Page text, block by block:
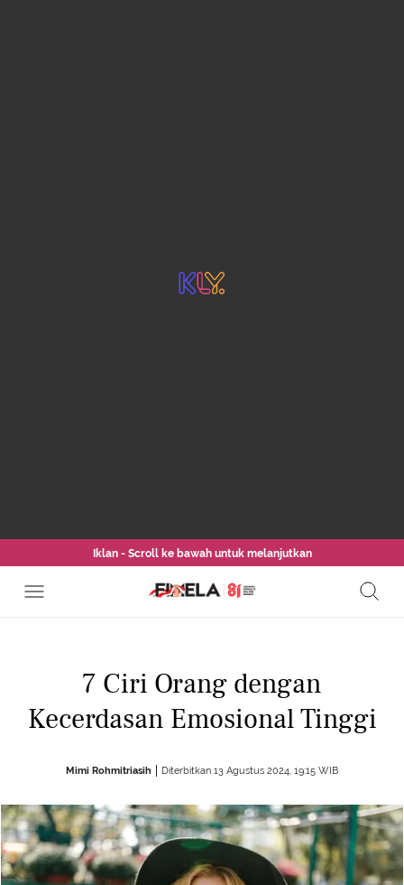
Iklan - Scroll ke bawah untuk melanjutkan
7 Ciri Orang dengan
Kecerdasan Emosional Tinggi
Mimi Rohmitriasih Diterbitkan 13 Agustus 2024, 19:15 WIB